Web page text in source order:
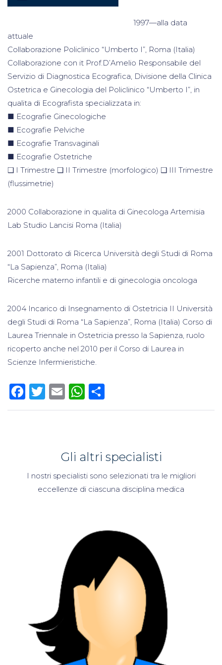
1997—alla data
attuale
Collaborazione Policlinico “Umberto I”, Roma (Italia)
Collaborazione con it Prof.D’Amelio Responsabile del
Servizio di Diagnostica Ecografica, Divisione della Clinica
Ostetrica e Ginecologia del Policlinico “Umberto I”, in
qualita di Ecografista specializzata in:
■ Ecografie Ginecologiche
■ Ecografie Pelviche
■ Ecografie Transvaginali
■ Ecografie Ostetriche
❑ I Trimestre ❑ II Trimestre (morfologico) ❑ III Trimestre
(flussimetrie)
2000 Collaborazione in qualita di Ginecologa Artemisia
Lab Studio Lancisi Roma (Italia)
2001 Dottorato di Ricerca Università degli Studi di Roma
“La Sapienza”, Roma (Italia)
Ricerche materno infantili e di ginecologia oncologa
2004 Incarico di Insegnamento di Ostetricia II Università
degli Studi di Roma “La Sapienza”, Roma (Italia) Corso di
Laurea Triennale in Ostetricia presso la Sapienza, ruolo
ricoperto anche nel 2010 per il Corso di Laurea in
Scienze Infermieristiche.
Facebook
Twitter
EmailWhatsApp
Gli altri specialisti
I nostri specialisti sono selezionati tra le migliori
eccellenze di ciascuna disciplina medica